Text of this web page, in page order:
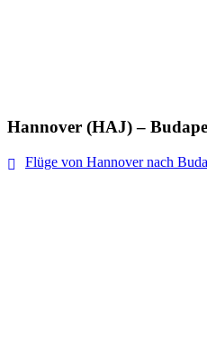
Hannover (HAJ) –
Flüge von Hannover nach